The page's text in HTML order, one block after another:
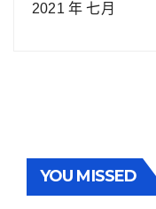
2021 年 七月
YOU MISSED